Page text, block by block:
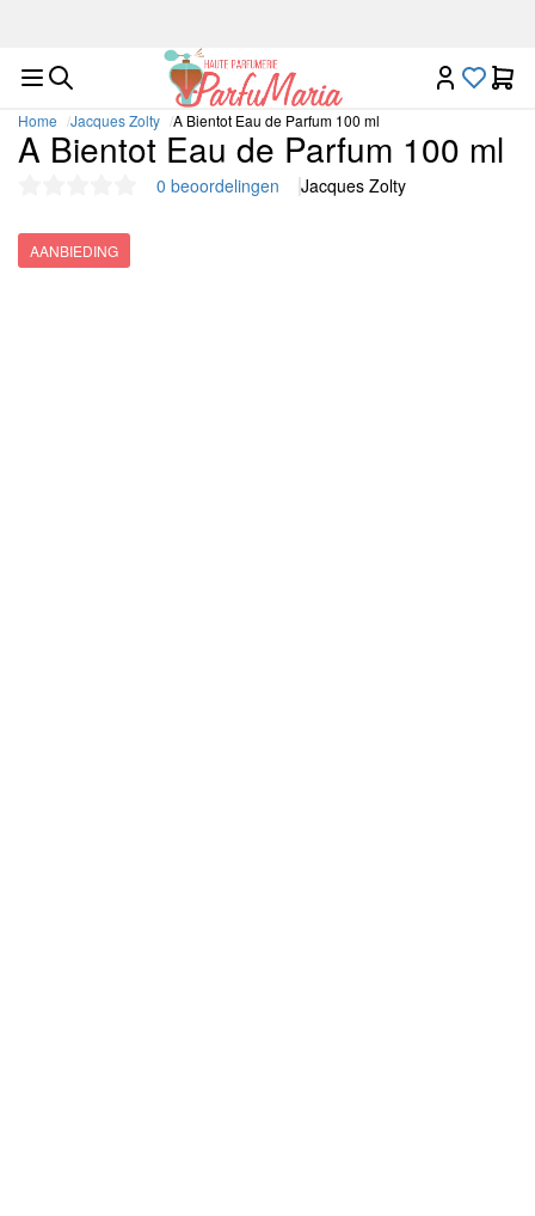
Home Jacques Zolty A Bientot Eau de Parfum 100 ml
A Bientot Eau de Parfum 100 ml
0 beoordelingen Jacques Zolty
AANBIEDING